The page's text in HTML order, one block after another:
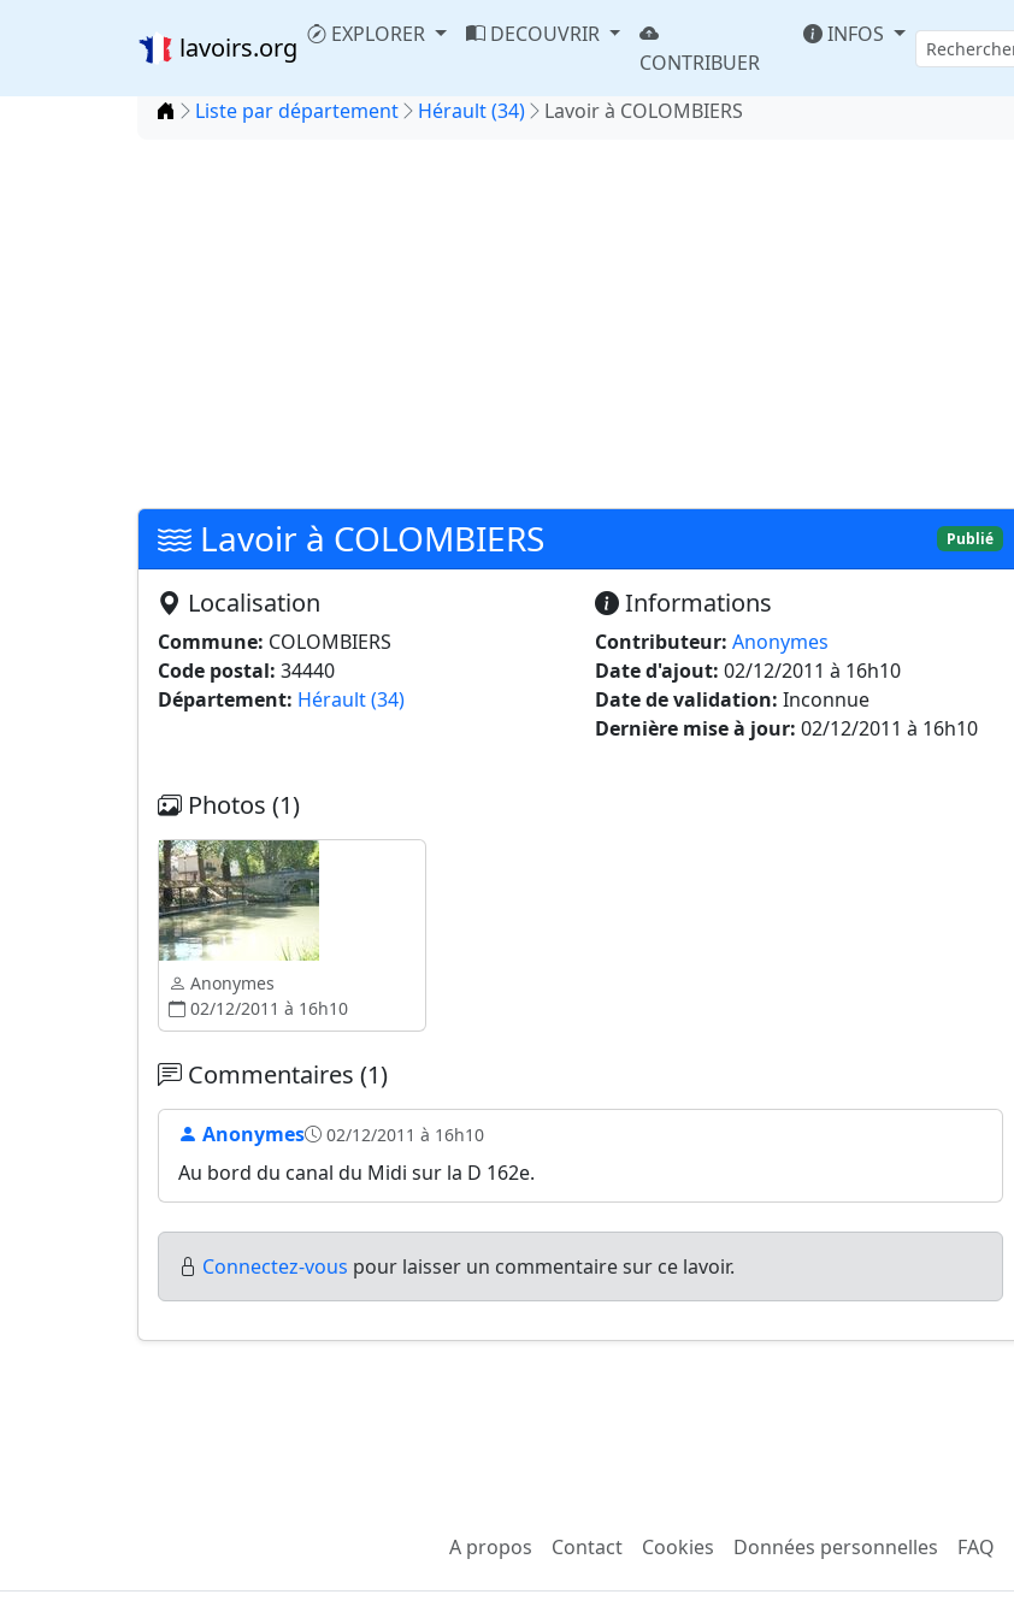
lavoirs.org EXPLORER
DECOUVRIR
CONTRIBUER
INFOS
Accueil
Liste par département Hérault (34) Lavoir à COLOMBIERS
Lavoir à COLOMBIERS Publié
Localisation
Commune: COLOMBIERS
Code postal: 34440
Département: Hérault (34)
Informations
Contributeur: Anonymes
Date d'ajout: 02/12/2011 à 16h10
Date de validation: Inconnue
Dernière mise à jour: 02/12/2011 à 16h10
Photos (1)
Anonymes
02/12/2011 à 16h10
Commentaires (1)
Anonymes 02/12/2011 à 16h10
Au bord du canal du Midi sur la D 162e.
Connectez-vous pour laisser un commentaire sur ce lavoir.
A propos Contact Cookies Données personnelles FAQ